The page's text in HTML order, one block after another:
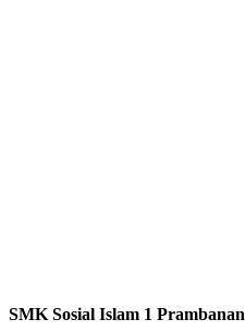
SMK Sosial Islam 1 Prambanan